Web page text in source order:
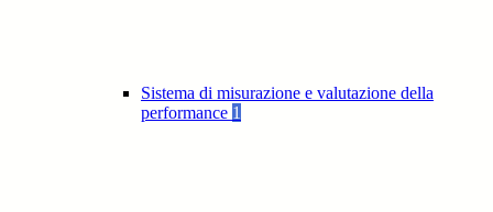
Sistema di misurazione e valutazione della
performance 1